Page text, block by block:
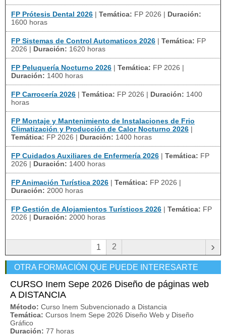
FP Prótesis Dental 2026 | Temática: FP 2026 | Duración:
1600 horas
FP Sistemas de Control Automaticos 2026 | Temática: FP
2026 | Duración: 1620 horas
FP Peluquería Nocturno 2026 | Temática: FP 2026 |
Duración: 1400 horas
FP Carrocería 2026 | Temática: FP 2026 | Duración: 1400
horas
FP Montaje y Mantenimiento de Instalaciones de Frio
Climatización y Producción de Calor Nocturno 2026 |
Temática: FP 2026 | Duración: 1400 horas
FP Cuidados Auxiliares de Enfermería 2026 | Temática: FP
2026 | Duración: 1400 horas
FP Animación Turística 2026 | Temática: FP 2026 |
Duración: 2000 horas
FP Gestión de Alojamientos Turísticos 2026 | Temática: FP
2026 | Duración: 2000 horas
1 2 ›
OTRA FORMACIÓN QUE PUEDE INTERESARTE
CURSO Inem Sepe 2026 Diseño de páginas web
A DISTANCIA
Método: Curso Inem Subvencionado a Distancia
Temática: Cursos Inem Sepe 2026 Diseño Web y Diseño
Gráfico
Duración: 77 horas